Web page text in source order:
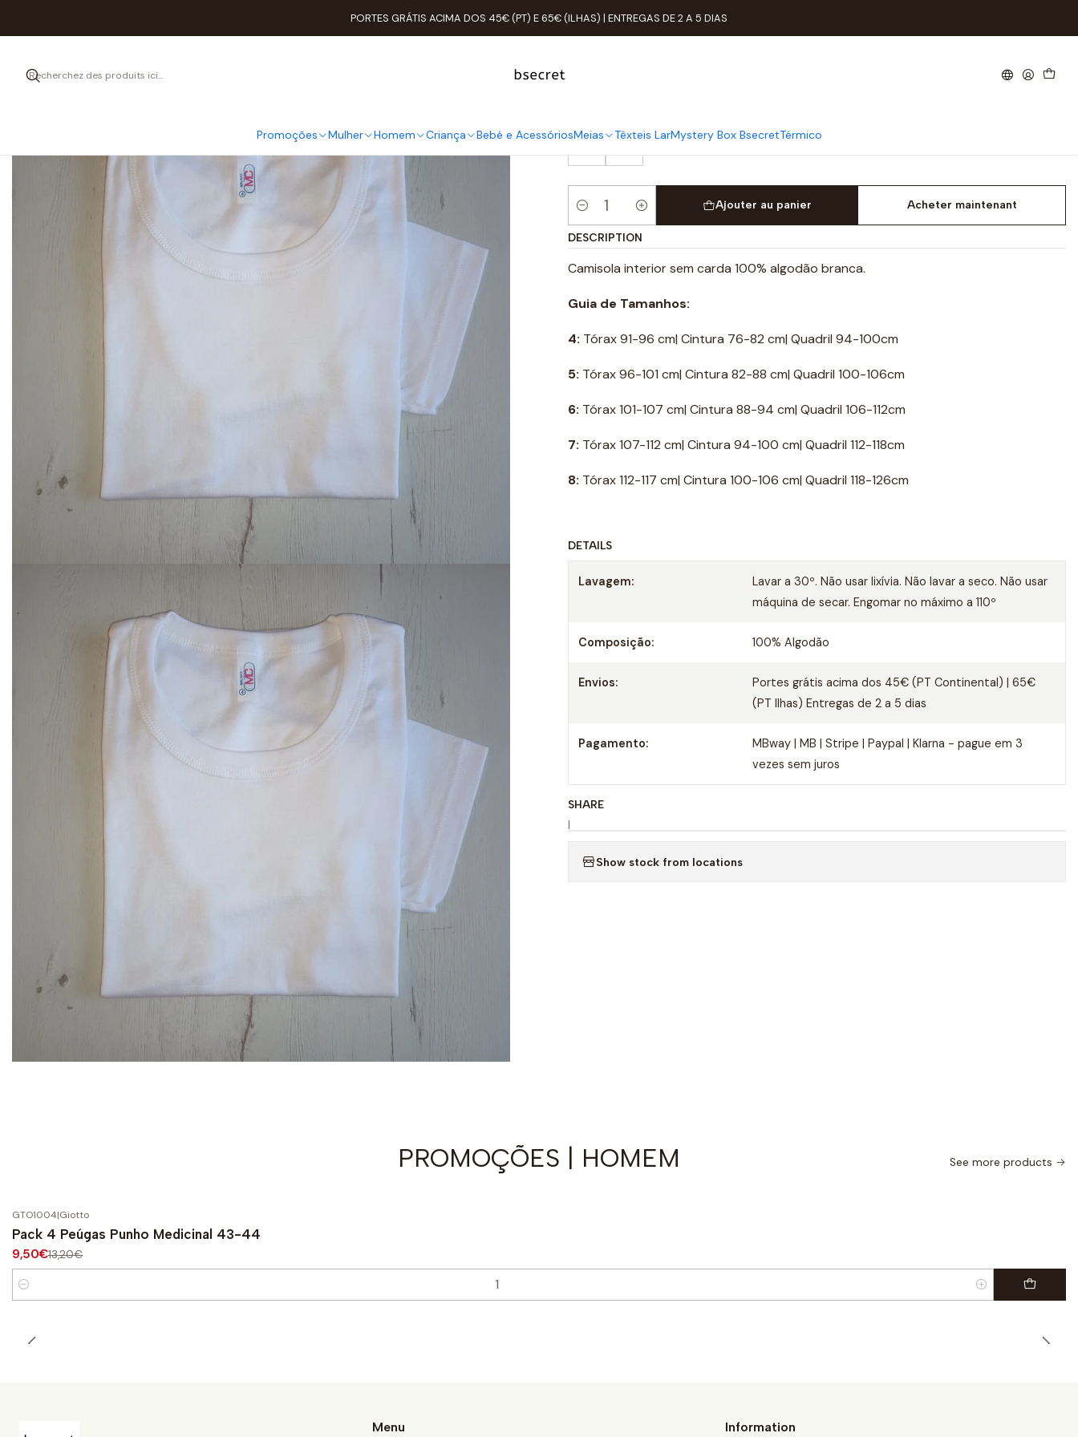
Promoções Mulher Homem Criança Bebé e AcessóriosMeias Têxteis LarMystery Box BsecretTérmico
PORTES GRÁTIS ACIMA DOS 45€ (PT) E 65€ (ILHAS) | ENTREGAS DE 2 A 5 DIAS
Accueil Homem Camisolas Camisola Interior Sem Carda Manga Curta
Camisola Interior Sem Carda Manga Curta
TAMANHO
Quantité
Ajouter au panier Acheter maintenant
DESCRIPTION
Camisola interior sem carda 100% algodão branca.
Guia de Tamanhos:
4: Tórax 91-96 cm| Cintura 76-82 cm| Quadril 94-100cm
5: Tórax 96-101 cm| Cintura 82-88 cm| Quadril 100-106cm
6: Tórax 101-107 cm| Cintura 88-94 cm| Quadril 106-112cm
7: Tórax 107-112 cm| Cintura 94-100 cm| Quadril 112-118cm
8: Tórax 112-117 cm| Cintura 100-106 cm| Quadril 118-126cm
DETAILS
Lavagem:
Lavar a 30º. Não usar lixívia. Não lavar a seco. Não usar
máquina de secar. Engomar no máximo a 110º
Composição: 100% Algodão
Envios:
Portes grátis acima dos 45€ (PT Continental) | 65€
(PT Ilhas) Entregas de 2 a 5 dias
Pagamento:
MBway | MB | Stripe | Paypal | Klarna - pague em 3
vezes sem juros
SHARE
|
Show stock from locations
PROMOÇÕES | HOMEM See more products
OFF
GTO1004|Giotto
Pack 4 Peúgas Punho Medicinal 43-44
9,50€13,20€
Quantité
Menu Information